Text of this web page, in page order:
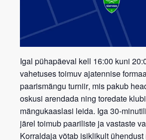
Igal pühapäeval kell 16:00 kuni
vahetuses toimuv ajatennise
paarismängu turniir, mis pakub
oskusi arendada ning toredate
mängukaaslasi leida. Iga 30-
järel toimub paariliste ja vastaste
Korraldaja võtab isiklikult